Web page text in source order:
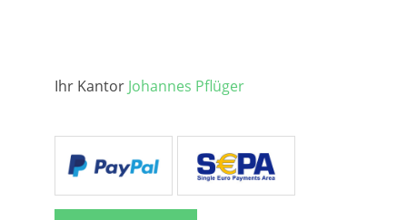
Ihr Kantor Johannes Pflüger